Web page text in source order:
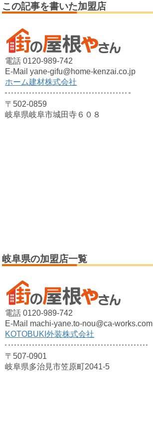
この記事を書いた加盟店
電話 0120-989-742
E-Mail yane-gifu@home-kenzai.co.jp
ホーム建材株式会社
〒502-0859
岐阜県岐阜市城田寺６０８
岐阜県の加盟店一覧
電話 0120-989-742
E-Mail machi-yane.to-nou@ca-works.com
KOTOBUKI外装株式会社
〒507-0901
岐阜県多治見市笠原町2041-5